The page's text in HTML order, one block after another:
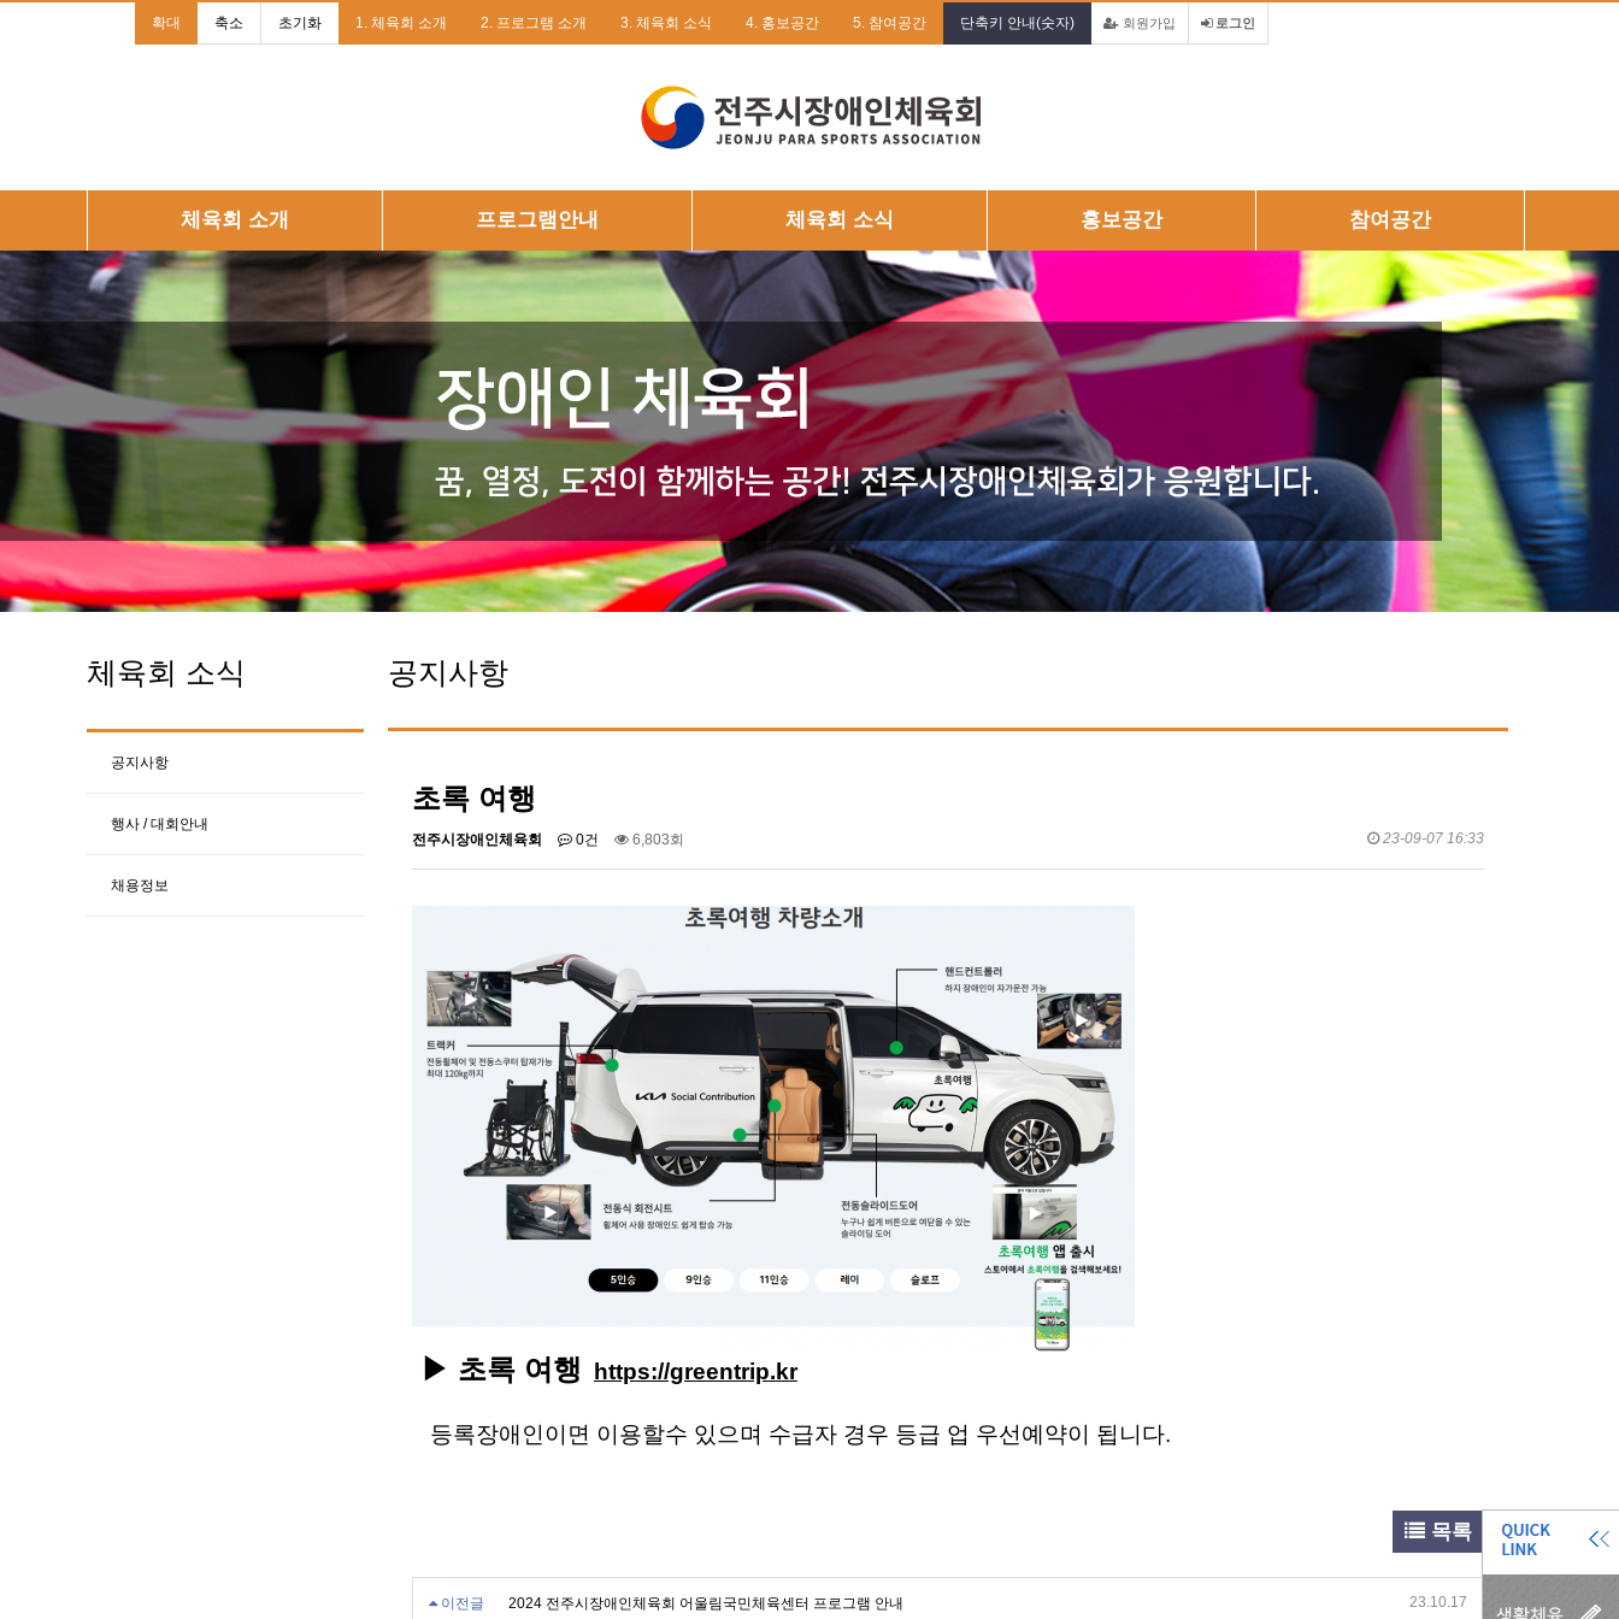
확대 축소 초기화 1. 체육회 소개 2. 프로그램 소개 3. 체육회 소식 4. 홍보공간 5. 참여공간 단축키 안내(숫자) 회원가입 로그인
체육회 소개 프로그램안내 체육회 소식 홍보공간 참여공간
체육회 소식
공지사항
행사 / 대회안내
채용정보
공지사항
초록 여행
전주시장애인체육회 0건 6,803회 23-09-07 16:33
▶ 초록 여행 https://greentrip.kr
등록장애인이면 이용할수 있으며 수급자 경우 등급 업 우선예약이 됩니다.
목록
이전글 2024 전주시장애인체육회 어울림국민체육센터 프로그램 안내 23.10.17